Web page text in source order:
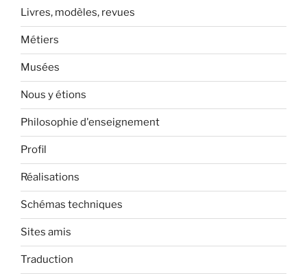
Livres, modèles, revues
Métiers
Musées
Nous y étions
Philosophie d'enseignement
Profil
Réalisations
Schémas techniques
Sites amis
Traduction